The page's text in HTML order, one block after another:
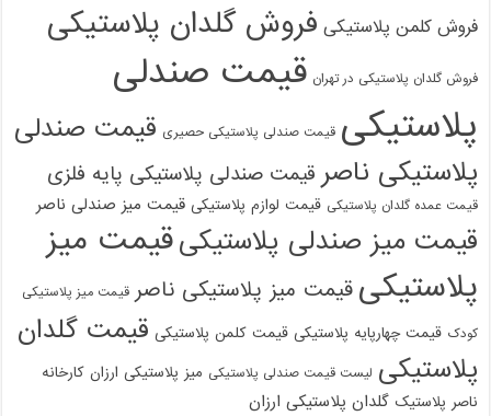
فروش کلمن پلاستیکی فروش گلدان پلاستیکی
فروش گلدان پلاستیکی در تهران قیمت صندلی
پلاستیکی قیمت صندلی پلاستیکی حصیری قیمت صندلی
پلاستیکی ناصر قیمت صندلی پلاستیکی پایه فلزی
قیمت عمده گلدان پلاستیکی قیمت لوازم پلاستیکی قیمت میز صندلی ناصر
قیمت میز صندلی پلاستیکیقیمت میز
پلاستیکی قیمت میز پلاستیکی ناصر قیمت میز پلاستیکی
کودک قیمت چهارپایه پلاستیکی قیمت کلمن پلاستیکی قیمت گلدان
پلاستیکی لیست قیمت صندلی پلاستیکی میز پلاستیکی ارزان کارخانه
ناصر پلاستیک گلدان پلاستیکی ارزان